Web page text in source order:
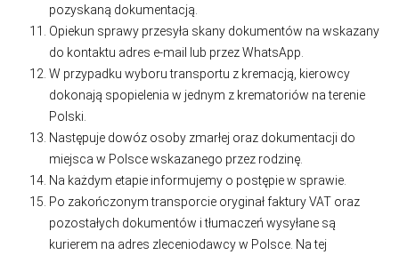
pozyskaną dokumentacją.
Opiekun sprawy przesyła skany dokumentów na wskazany
do kontaktu adres e-mail lub przez WhatsApp.
W przypadku wyboru transportu z kremacją, kierowcy
dokonają spopielenia w jednym z krematoriów na terenie
Polski.
Następuje dowóz osoby zmarłej oraz dokumentacji do
miejsca w Polsce wskazanego przez rodzinę.
Na każdym etapie informujemy o postępie w sprawie.
Po zakończonym transporcie oryginał faktury VAT oraz
pozostałych dokumentów i tłumaczeń wysyłane są
kurierem na adres zleceniodawcy w Polsce. Na tej